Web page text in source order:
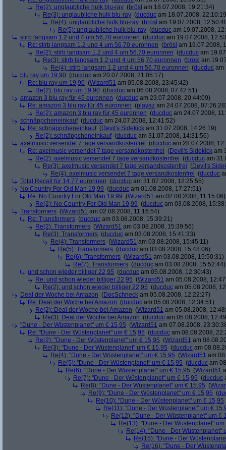
Re(2): unglaubliche hulk blu-ray (brösl am 18.07.2008, 19:21:34)
Re(3): unglaubliche hulk blu-ray (ducduc am 18.07.2008,
Re(4): unglaubliche hulk blu-ray (brösl am 19.07.2008,
Re(5): unglaubliche hulk blu-ray (ducduc am 19.07.2008,
stirb langsam 1,2 und 4 um 56,70 euronnen (ducduc am 19.07.2008,
Re: stirb langsam 1,2 und 4 um 56,70 euronnen (brösl am 19.07.2008,
Re(2): stirb langsam 1,2 und 4 um 56,70 euronnen (ducduc am
Re(3): stirb langsam 1,2 und 4 um 56,70 euronnen (brösl am
Re(4): stirb langsam 1,2 und 4 um 56,70 euronnen (ducduc am
blu ray um 19,90 (ducduc am 20.07.2008, 21:05:17)
Re: blu ray um 19,90 (Wizard51 am 05.08.2008, 23:45:42)
Re(2): blu ray um 19,90 (ducduc am 06.08.2008, 07:42:51)
amazon 3 blu ray für 45 euronnen (ducduc am 23.07.2008, 20:44:09)
Re: amazon 3 blu ray für 45 euronnen (playaz am 24.07.2008,
Re(2): amazon 3 blu ray für 45 euronnen (ducduc am 24.07.2008,
schnäppcheneinkauf(ducduc am 24.07.2008, 12:41:52)
Re: schnäppcheneinkauf(Devil's Sidekick am 31.07.2008, 14:26:19)
Re(2): schnäppcheneinkauf(ducduc am 31.07.2008, 14:31:56)
axelmusic versendet 7 tage versandkostenfrei (ducduc am 28.07.2008,
Re: axelmusic versendet 7 tage versandkostenfrei (Devil's Sidekick am
Re(2): axelmusic versendet 7 tage versandkostenfrei (ducduc am
Re(3): axelmusic versendet 7 tage versandkostenfrei (Devil's
Re(4): axelmusic versendet 7 tage versandkostenfrei (ducduc
Total Recall für 14,77 euronnen (ducduc am 31.07.2008, 12:25:55)
No Country For Old Man 19,99 (ducduc am 01.08.2008, 17:27:51)
Re: No Country For Old Man 19,99 (Wizard51 am 02.08.2008, 11:15:06)
Re(2): No Country For Old Man 19,99 (ducduc am 03.08.2008,
Transformers (Wizard51 am 02.08.2008, 11:16:54)
Re: Transformers (ducduc am 03.08.2008, 15:39:21)
Re(2): Transformers (Wizard51 am 03.08.2008, 15:39:56)
Re(3): Transformers (ducduc am 03.08.2008, 15:41:33)
Re(4): Transformers (Wizard51 am 03.08.2008, 15:45:11)
Re(5): Transformers (ducduc am 03.08.2008, 15:48:06)
Re(6): Transformers (Wizard51 am 03.08.2008, 15:50:31)
Re(7): Transformers (ducduc am 03.08.2008, 15:52:44)
und schon wieder billiger 22,95 (ducduc am 05.08.2008, 12:30:43)
Re: und schon wieder billiger 22,95 (Wizard51 am 05.08.2008,
Re(2): und schon wieder billiger 22,95 (ducduc am 05.08.2008,
Deal der Woche bei Amazon (DocSchneck am 05.08.2008, 12:22:27)
Re: Deal der Woche bei Amazon (ducduc am 05.08.2008, 12:34:51)
Re(2): Deal der Woche bei Amazon (Wizard51 am 05.08.2008,
Re(3): Deal der Woche bei Amazon (ducduc am 05.08.2008,
"Dune - Der Wüstenplanet" um € 15,95 (Wizard51 am 07.08.2008,
Re: "Dune - Der Wüstenplanet" um € 15,95 (ducduc am 08.08.2008,
Re(2): "Dune - Der Wüstenplanet" um € 15,95 (Wizard51 am
Re(3): "Dune - Der Wüstenplanet" um € 15,95 (ducduc am
Re(4): "Dune - Der Wüstenplanet" um € 15,95 (Wizard51 am
Re(5): "Dune - Der Wüstenplanet" um € 15,95 (ducduc am
Re(6): "Dune - Der Wüstenplanet" um € 15,95 (Wizard51
Re(7): "Dune - Der Wüstenplanet" um € 15,95 (ducduc
Re(8): "Dune - Der Wüstenplanet" um € 15,95 (
Re(9): "Dune - Der Wüstenplanet" um € 15,95 (
Re(10): "Dune - Der Wüstenplanet" um € 15,95
Re(11): "Dune - Der Wüstenplanet" um €
Re(12): "Dune - Der Wüstenplanet" um €
Re(13): "Dune - Der Wüstenplanet"
Re(14): "Dune - Der Wüstenplanet"
Re(15): "Dune - Der
Re(16): "Dune - Der